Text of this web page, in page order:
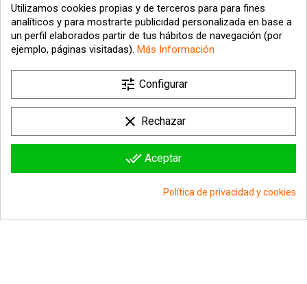
Información sobre la tienda 
Utilizamos cookies propias y de terceros para para fines
analíticos y para mostrarte publicidad personalizada en base a
un perfil elaborados partir de tus hábitos de navegación (por
ejemplo, páginas visitadas). Más Información
tune Configurar
clear Rechazar
done_all Aceptar
Política de privacidad y cookies